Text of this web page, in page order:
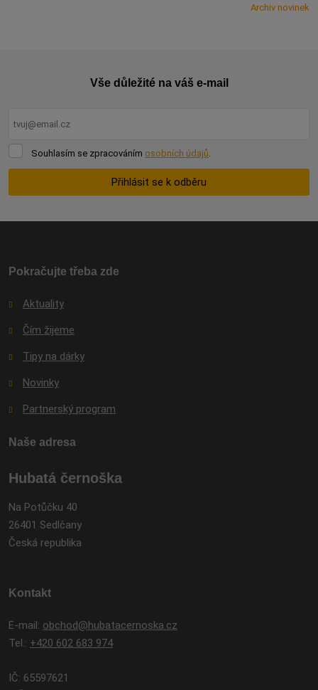
Archiv novinek
Vše důležité na váš e-mail
Souhlasím
Souhlasím se zpracováním osobních údajů.
Přihlásit se k odběru
odeslat.
Pokračujte třeba zde
Aktuality
Čím žijeme
Tipy na dárky
Novinky
Partnerský program
Naše adresa
Hubatá černoška
Na Potůčku 40
26401 Sedlčany
Česká republika
Kontakt
E-mail: obchod@hubatacernoska.cz
Tel.: +420 602 683 974
IČ: 65597621